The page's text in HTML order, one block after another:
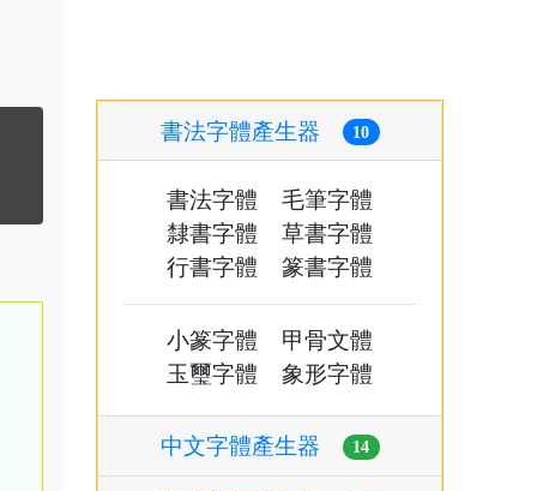
書法字體產生器 10
書法字體
毛筆字體
隸書字體
草書字體
行書字體
篆書字體
小篆字體
甲骨文體
玉璽字體
象形字體
中文字體產生器 14